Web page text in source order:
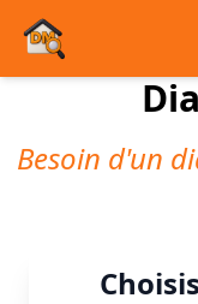
Besoin d'un